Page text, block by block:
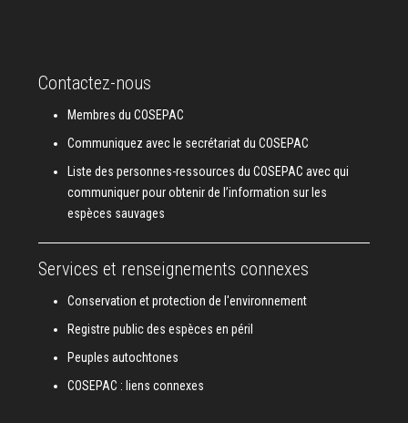
Contactez-nous
Membres du COSEPAC
Communiquez avec le secrétariat du COSEPAC
Liste des personnes-ressources du COSEPAC avec qui
communiquer pour obtenir de l’information sur les
espèces sauvages
Services et renseignements connexes
Conservation et protection de l'environnement
Registre public des espèces en péril
Peuples autochtones
COSEPAC : liens connexes